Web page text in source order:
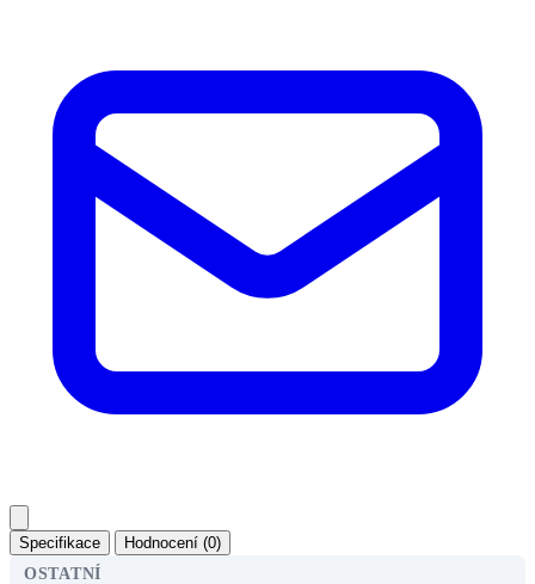
Specifikace
Hodnocení (0)
OSTATNÍ